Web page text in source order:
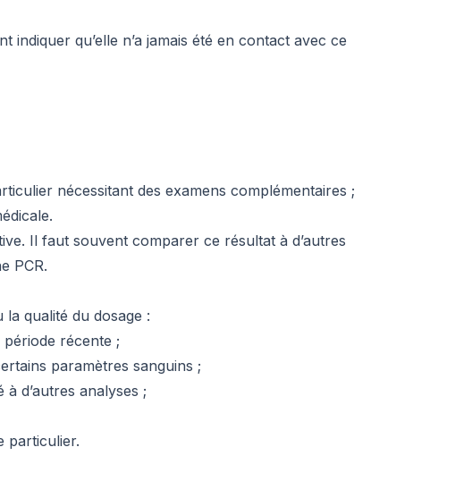
qu’elle n’a jamais été en contact avec ce
nécessitant des examens complémentaires ;
Il faut souvent comparer ce résultat à d’autres
PCR.
qualité du dosage :
récente ;
paramètres sanguins ;
d’autres analyses ;
particulier.